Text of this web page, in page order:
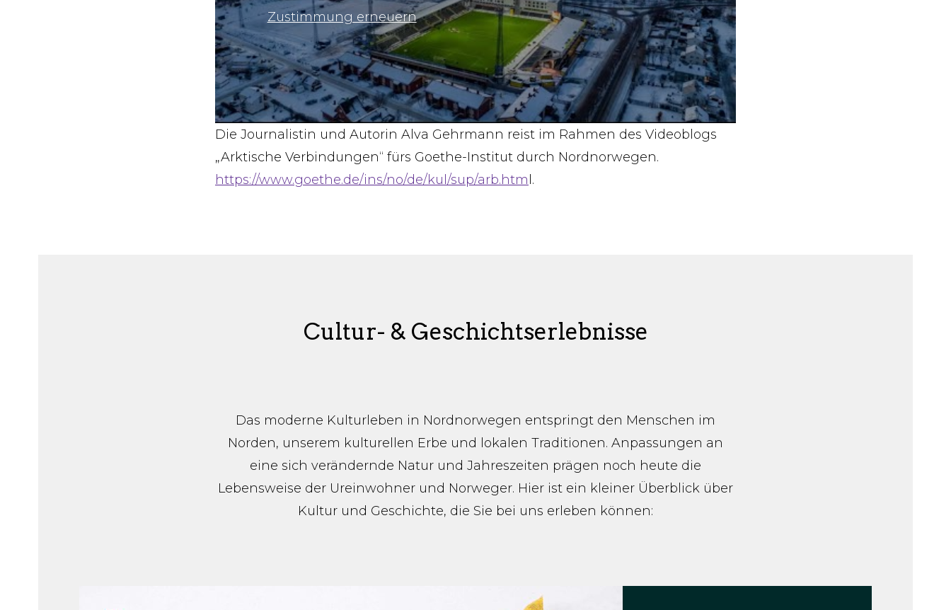
Zustimmung erneuern
Die Journalistin und Autorin Alva Gehrmann reist im Rahmen des Videoblogs
„Arktische Verbindungen“ fürs Goethe-Institut durch Nordnorwegen.
https://www.goethe.de/ins/no/de/kul/sup/arb.htm l.
Cultur- & Geschichtserlebnisse
Das moderne Kulturleben in Nordnorwegen entspringt den Menschen im
Norden, unserem kulturellen Erbe und lokalen Traditionen. Anpassungen an
eine sich verändernde Natur und Jahreszeiten prägen noch heute die
Lebensweise der Ureinwohner und Norweger. Hier ist ein kleiner Überblick über
Kultur und Geschichte, die Sie bei uns erleben können: